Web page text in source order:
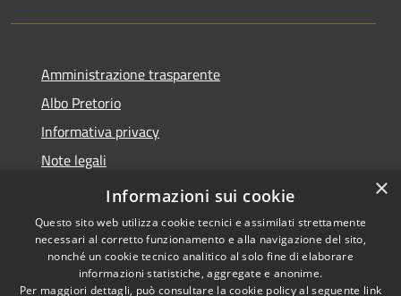
Amministrazione trasparente
Albo Pretorio
Informativa privacy
Note legali
Dichiarazione di accessibilità
Copyright © 2026 • Comune di
×
Informazioni sui cookie
Questo sito web utilizza cookie tecnici e assimilati strettamente
necessari al corretto funzionamento e alla navigazione del sito,
nonché un cookie tecnico analitico al solo fine di elaborare
informazioni statistiche, aggregate e anonime.
Per maggiori dettagli, può consultare la cookie policy al seguente link